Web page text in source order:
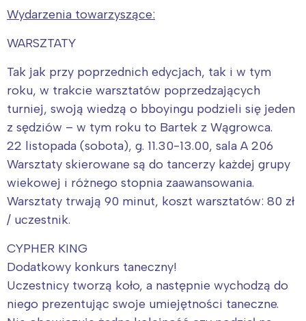
Wydarzenia towarzyszące:
WARSZTATY
Tak jak przy poprzednich edycjach, tak i w tym
roku, w trakcie warsztatów poprzedzających
turniej, swoją wiedzą o bboyingu podzieli się jeden
z sędziów – w tym roku to Bartek z Wągrowca.
22 listopada (sobota), g. 11.30-13.00, sala A 206
Warsztaty skierowane są do tancerzy każdej grupy
wiekowej i różnego stopnia zaawansowania.
Warsztaty trwają 90 minut, koszt warsztatów: 80 zł
/ uczestnik.
CYPHER KING
Dodatkowy konkurs taneczny!
Uczestnicy tworzą koło, a następnie wychodzą do
niego prezentując swoje umiejętności taneczne.